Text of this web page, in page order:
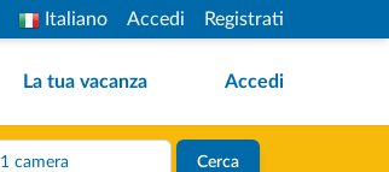
Italiano Accedi Registrati
La tua vacanza Accedi
2 adulti, 0 bambini, 1 camera Cerca